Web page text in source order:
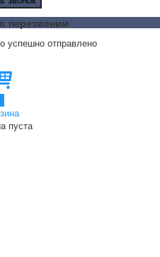
перезвоним
успешно отправлено
пуста